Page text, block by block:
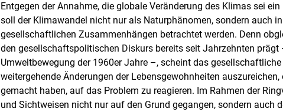
Entgegen der Annahme, die globale Veränderung des Klimas sei
soll der Klimawandel nicht nur als Naturphänomen, sondern auch
gesellschaftlichen Zusammenhängen betrachtet werden. Denn
den gesellschaftspolitischen Diskurs bereits seit Jahrzehnten
Umweltbewegung der 1960er Jahre –, scheint das
weitergehende Änderungen der Lebensgewohnheiten
gemacht haben, auf das Problem zu reagieren. Im Rahmen der
und Sichtweisen nicht nur auf den Grund gegangen, sondern auch